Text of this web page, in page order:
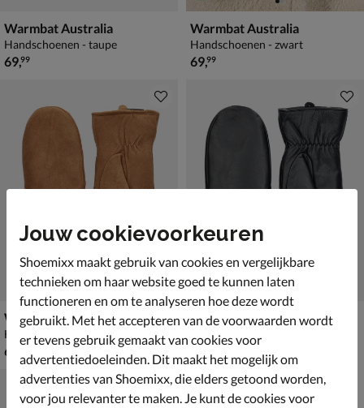
Warmbat Australia
Handschoenen - taupe
€ 69,99
69,99
Warmbat Australia
Handschoenen - zwart
€ 69,99
69,99
Warmbat Australia
Handschoenen - cognac
€ 69,99
69
Warmbat Australia
Accessoires - zwart
79
Jouw cookievoorkeuren
Shoemixx maakt gebruik van cookies en vergelijkbare
technieken om haar website goed te kunnen laten
functioneren en om te analyseren hoe deze wordt
gebruikt. Met het accepteren van de voorwaarden wordt
er tevens gebruik gemaakt van cookies voor
advertentiedoeleinden. Dit maakt het mogelijk om
advertenties van Shoemixx, die elders getoond worden,
voor jou relevanter te maken. Je kunt de cookies voor